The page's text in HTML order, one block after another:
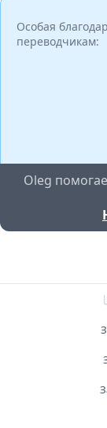
Особая
переводчикам:
Oleg